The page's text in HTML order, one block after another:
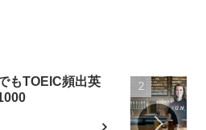
もTOEIC頻出英